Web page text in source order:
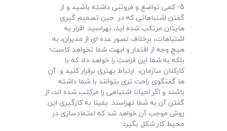
5- کمی تواضع و فروتنی داشته باشید و از
گفتن اشتباهاتی که در حین تصمیم گیری
هایتان مرتکب شده اید، نهراسید. اقرار به
اشتباهات، برخلاف تصور عده ای از مدیران، به
هیچ وجه از اقتدار و ابهت شما نخواهد کاست؛
بلکه به شما این فرصت را خواهد داد که با
کارکنان سازمان، ارتباط بهتری برقرار کنید و آن
ها گفتگوی راحت تری بتوانند با شما داشته
باشند و اگر احیانا اشتباهی را مرکتب شده اند، از
گفتن آن به شما نهراسند. یقینا به کارگیری این
روش موجب آن خواهد شد که اعتمادسازی در
محیط کار شکل بگیرد.